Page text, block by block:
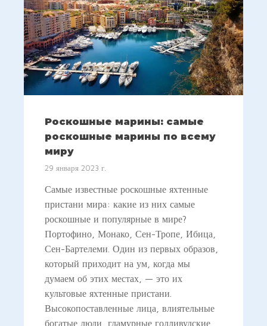
Роскошные марины: самые
роскошные марины по всему
миру
29 января 2023 г.
Самые известные роскошные яхтенные
пристани мира: какие из них самые
роскошные и популярные в мире?
Портофино, Монако, Сен-Тропе, Ибица,
Сен-Бартелеми. Один из первых образов,
который приходит на ум, когда мы
думаем об этих местах, — это их
культовые яхтенные пристани.
Высокопоставленные лица, влиятельные
богатые люди, гламурные голливудские